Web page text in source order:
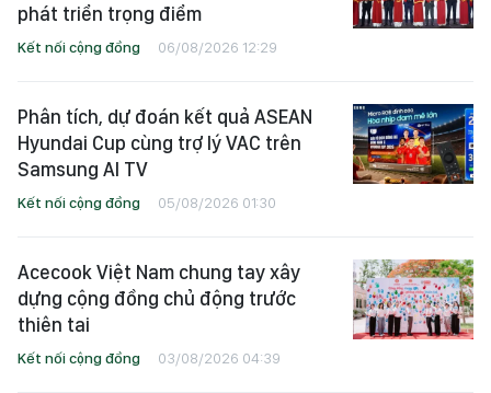
phát triển trọng điểm
Kết nối cộng đồng 06/08/2026 12:29
Phân tích, dự đoán kết quả ASEAN
Hyundai Cup cùng trợ lý VAC trên
Samsung AI TV
Kết nối cộng đồng 05/08/2026 01:30
Acecook Việt Nam chung tay xây
dựng cộng đồng chủ động trước
thiên tai
Kết nối cộng đồng 03/08/2026 04:39